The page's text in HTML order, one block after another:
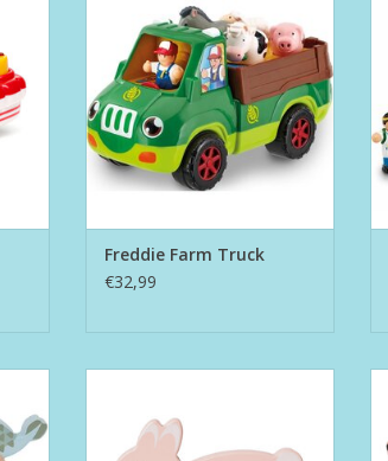
TOEVOEGEN AAN WINKELWAGEN
Freddie Farm Truck
€32,99
TOEVOEGEN AAN WINKELWAGEN